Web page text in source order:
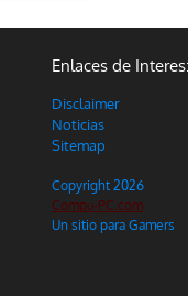
Enlaces de Interes:
Disclaimer
Noticias
Sitemap
Copyright 2026
Compu-PC.com
Un sitio para Gamers